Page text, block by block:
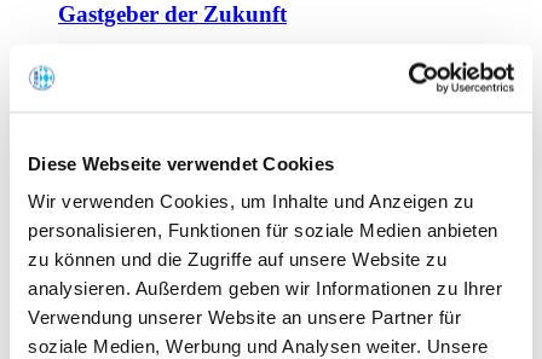
Diese Webseite verwendet Cookies
Wir verwenden Cookies, um Inhalte und Anzeigen zu
personalisieren, Funktionen für soziale Medien anbieten
zu können und die Zugriffe auf unsere Website zu
analysieren. Außerdem geben wir Informationen zu Ihrer
Verwendung unserer Website an unsere Partner für
soziale Medien, Werbung und Analysen weiter. Unsere
Gastgeber der Zukunft
Offene Seminare
Tagen im Palais
Wirte-und Unternehmerbrief
Lernplattform BOUNTI
Partner
Branchennahe Organisationen